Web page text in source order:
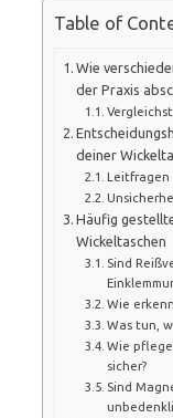
Table of
Wie
der Praxis
deiner
Leitfragen
Häufig
Wickeltaschen
Sind
Wie
Was tun,
Wie pflege
sicher?
Sind